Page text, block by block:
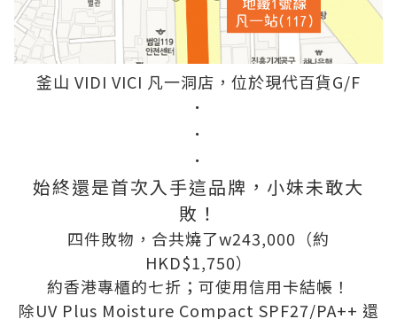
釜山 VIDI VICI 凡一洞店，位於現代百貨G/F
．
．
．
始終還是首次入手這品牌，小妹未敢大
敗！
四件敗物，合共燒了w243,000（約
HKD$1,750）
約香港專櫃的七折；可使用信用卡結帳！
除UV Plus Moisture Compact SPF27/PA++ 還